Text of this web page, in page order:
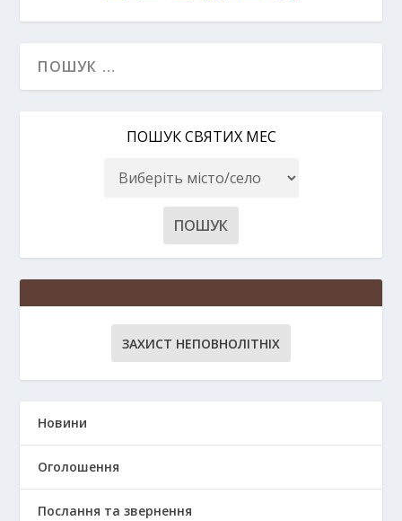
ПОШУК СВЯТИХ МЕС
ЗАХИСТ НЕПОВНОЛІТНІХ
Новини
Оголошення
Послання та звернення